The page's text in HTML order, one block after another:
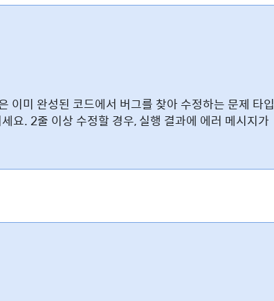
미 완성된 코드에서 버그를 찾아 수정하는 문제 타입
요. 2줄 이상 수정할 경우, 실행 결과에 에러 메시지가